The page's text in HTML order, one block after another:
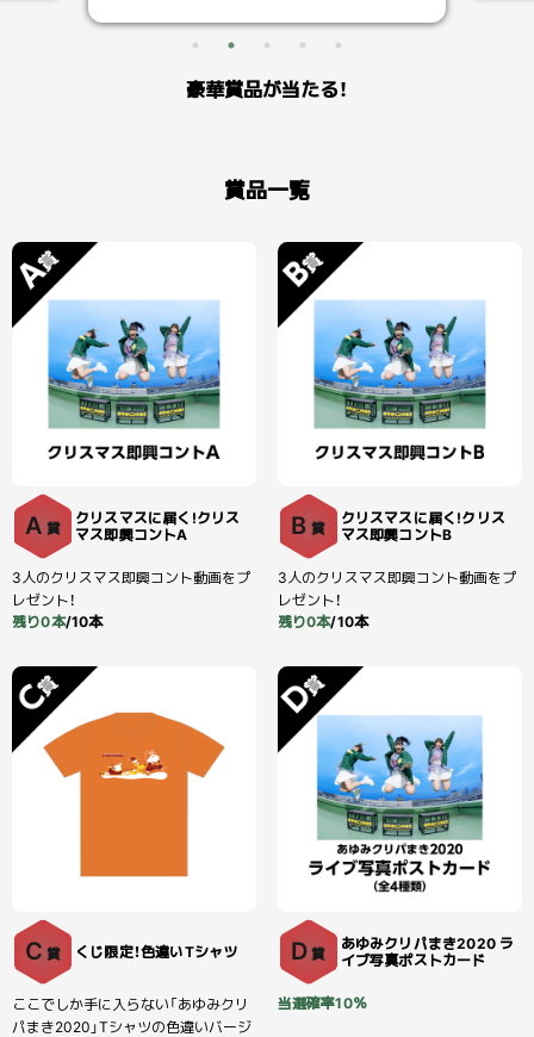
豪華賞品が当たる！
賞品一覧
A 賞
クリスマスに届く!クリス
マス即興コントA
3人のクリスマス即興コント動画をプ
レゼント！
残り0本/10本
B 賞
クリスマスに届く!クリス
マス即興コントB
3人のクリスマス即興コント動画をプ
レゼント！
残り0本/10本
C 賞 くじ限定！色違いTシャツ
ここでしか手に入らない「あゆみクリ
パまき2020」Tシャツの色違いバージ
D 賞
あゆみクリパまき2020 ラ
イブ写真ポストカード
当選確率10％